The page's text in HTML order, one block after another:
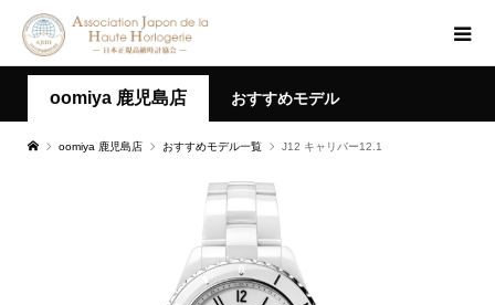
oomiya 鹿児島店 おすすめモデル
oomiya 鹿児島店 おすすめモデル一覧 J12 キャリバー12.1